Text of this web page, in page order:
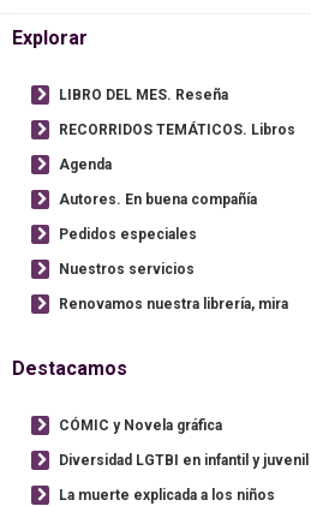
Explorar
LIBRO DEL MES. Reseña
RECORRIDOS TEMÁTICOS. Libros
Agenda
Autores. En buena compañía
Pedidos especiales
Nuestros servicios
Renovamos nuestra librería, mira
Destacamos
CÓMIC y Novela gráfica
Diversidad LGTBI en infantil y juvenil
La muerte explicada a los niños